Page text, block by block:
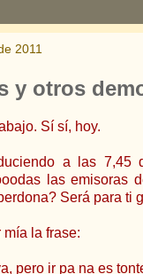
2011
y otros
Sí sí, hoy.
a las 7,45
las emisoras
Será para ti
mía la frase:
pero ir pa na es